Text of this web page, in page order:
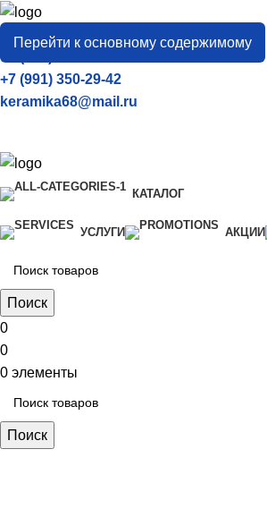
Перейти к основному содержимому
город
Тамбов
+7 (906) 657-33-54
+7 (991) 350-29-42
keramika68@mail.ru
КАТАЛОГ
УСЛУГИ АКЦИИ
Поиск
0
0
0 элементы
Поиск